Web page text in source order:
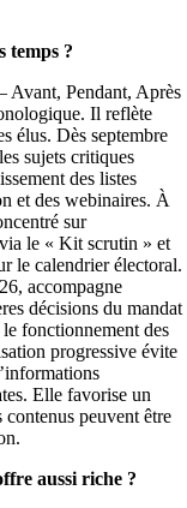
temps ?
Avant, Pendant, Après
Il reflète
élus. Dès septembre
sujets critiques
des listes
et des webinaires. À
sur
le « Kit scrutin » et
le calendrier électoral.
accompagne
décisions du mandat
fonctionnement des
progressive évite
Elle favorise un
contenus peuvent être
aussi riche ?